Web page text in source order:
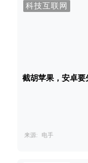
科技互联网
截胡苹果，安卓要
来源: 电手